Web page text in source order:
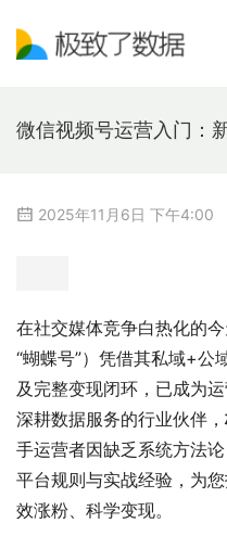
微信视频号运营入门：
2025年11月6日 下午4:00
在社交媒体竞争白热化的
“蝴蝶号”）凭借其私域+公
及完整变现闭环，已成为
深耕数据服务的行业伙伴，
手运营者因缺乏系统方法
平台规则与实战经验，为
效涨粉、科学变现。